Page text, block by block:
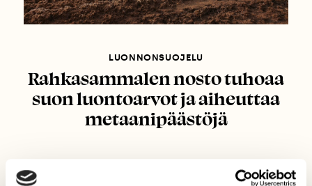
LUONNONSUOJELU
Rahkasammalen nosto tuhoaa
suon luontoarvot ja aiheuttaa
metaanipäästöjä